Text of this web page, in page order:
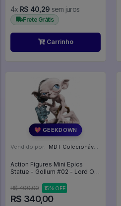
4x R$ 40,29 sem juros
Frete Grátis
Carrinho
💖 GEEKDOWN
Vendido por: MDT Colecionáveis - DF
Action Figures Mini Epics
Statue - Gollum #02 - Lord Of
R$ 400,00
15% OFF
R$ 340,00